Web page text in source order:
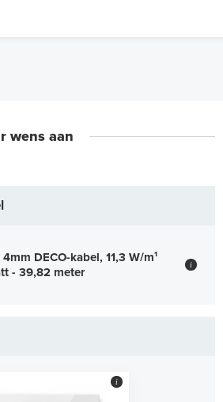
wens aan
4mm DECO-kabel, 11,3 W/m¹
- 39,82 meter
i
i